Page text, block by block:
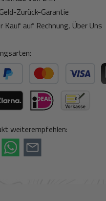
Zurück-Garantie
Kauf auf Rechnung, Über Uns
Bezahlen
Kredit- oder Debitkarte
weiterempfehlen: